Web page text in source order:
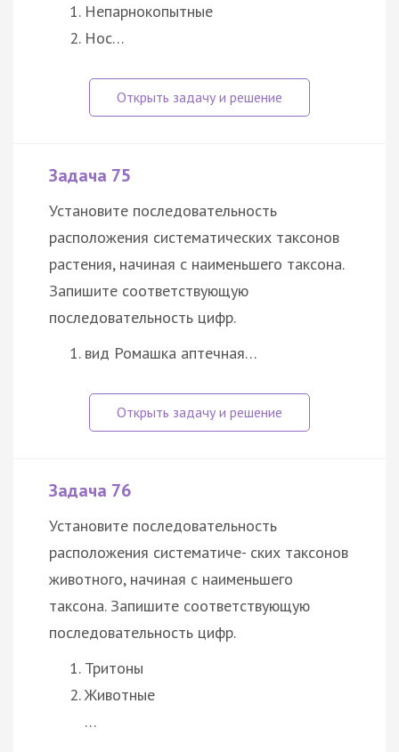
Непарнокопытные
Нос…
Задача 75
Установите последовательность
расположения систематических таксонов
растения, начиная с наименьшего таксона.
Запишите соответствующую
последовательность цифр.
вид Ромашка аптечная…
Задача 76
Установите последовательность
расположения систематиче- ских таксонов
животного, начиная с наименьшего
таксона. Запишите соответствующую
последовательность цифр.
Тритоны
Животные
…